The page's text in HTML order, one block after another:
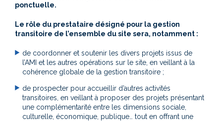
ponctuelle.
Le rôle du prestataire désigné pour la gestion
transitoire de l’ensemble du site sera, notamment :
de coordonner et soutenir les divers projets issus de
l’AMI et les autres opérations sur le site, en veillant à la
cohérence globale de la gestion transitoire ;
de prospecter pour accueillir d’autres activités
transitoires, en veillant à proposer des projets présentant
une complémentarité entre les dimensions sociale,
culturelle, économique, publique… tout en offrant une